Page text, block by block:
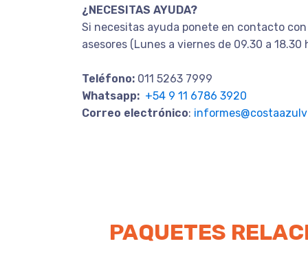
¿NECESITAS AYUDA?
Si necesitas ayuda ponete en contacto
asesores (Lunes a viernes de 09.30 a 18.30
Teléfono: 011 5263 7999
Whatsapp: +54 9 11 6786 3920
Correo electrónico:
PAQUETES